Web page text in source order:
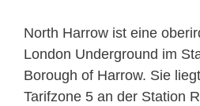
North Harrow ist eine
London Underground im
Borough of Harrow. Sie
Tarifzone 5 an der Station